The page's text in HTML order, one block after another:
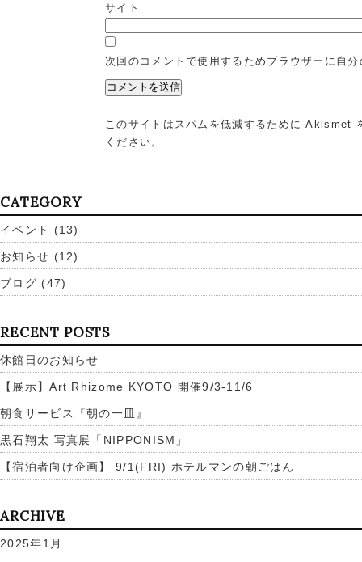
サイト
次回のコメントで使用するためブラウザーに自
このサイトはスパムを低減するために Akismet
ください 。
CATEGORY
イベント (13)
お知らせ (12)
ブログ (47)
RECENT POSTS
休館日のお知らせ
【展示】Art Rhizome KYOTO 開催9/3-11/6
朝食サービス『朝の一皿』
黒石翔太 写真展「NIPPONISM」
【宿泊者向け企画】 9/1(FRI) ホテルマンの朝ごはん
ARCHIVE
2025年1月